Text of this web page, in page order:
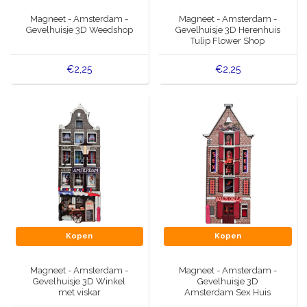
Wens & Ansichtkaarten
Koninghuis artikelen
Pins - Speldjes
Wandborden - Gekleurd en Delfts blauw
Peper en Zout stelletjes
Speelkaarten
Delfts blauwe magneten
Magneet - Amsterdam -
Gevelhuisje 3D Weedshop
€2,25
Magneet - Amsterdam -
Gevelhuisje 3D Herenhuis
Tulip Flower Shop
€2,25
Kopen
Magneet - Amsterdam -
Gevelhuisje 3D Winkel
met viskar
Kopen
Magneet - Amsterdam -
Gevelhuisje 3D
Amsterdam Sex Huis